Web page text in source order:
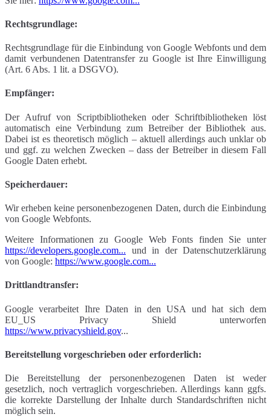
Rechtsgrundlage:
Rechtsgrundlage für die Einbindung von Google Webfonts und dem
damit verbundenen Datentransfer zu Google ist Ihre Einwilligung
(Art. 6 Abs. 1 lit. a DSGVO).
Empfänger:
Der Aufruf von Scriptbibliotheken oder Schriftbibliotheken löst
automatisch eine Verbindung zum Betreiber der Bibliothek aus.
Dabei ist es theoretisch möglich – aktuell allerdings auch unklar ob
und ggf. zu welchen Zwecken – dass der Betreiber in diesem Fall
Google Daten erhebt.
Speicherdauer:
Wir erheben keine personenbezogenen Daten, durch die Einbindung
von Google Webfonts.
Weitere Informationen zu Google Web Fonts finden Sie unter
https://developers.google.com... und in der Datenschutzerklärung
von Google: https://www.google.com...
Drittlandtransfer:
Google verarbeitet Ihre Daten in den USA und hat sich dem
EU_US Privacy Shield unterworfen
https://www.privacyshield.gov...
Bereitstellung vorgeschrieben oder erforderlich:
Die Bereitstellung der personenbezogenen Daten ist weder
gesetzlich, noch vertraglich vorgeschrieben. Allerdings kann ggfs.
die korrekte Darstellung der Inhalte durch Standardschriften nicht
möglich sein.